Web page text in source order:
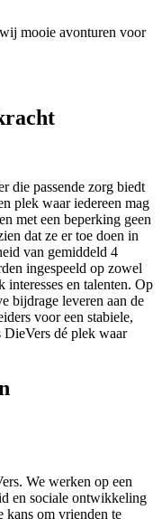
mooie avonturen voor
die passende zorg biedt
plek waar iedereen mag
met een beperking geen
dat ze er toe doen in
van gemiddeld 4
ingespeeld op zowel
en talenten. Op
bijdrage leveren aan de
voor een stabiele,
dé plek waar
We werken op een
en sociale ontwikkeling
kans om vrienden te